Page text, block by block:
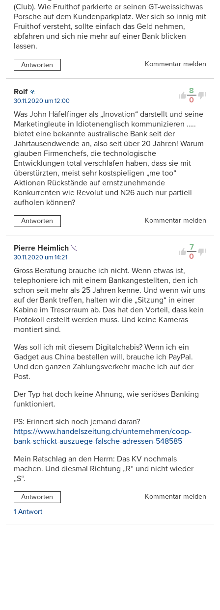
(Club). Wie Fruithof parkierte er seinen GT-weissichwas
Porsche auf dem Kundenparkplatz. Wer sich so innig mit
Fruithof versteht, sollte einfach das Geld nehmen,
abfahren und sich nie mehr auf einer Bank blicken
lassen.
Antworten Kommentar melden
8
0
Rolf
30.11.2020 um 12:00
Was John Häfelfinger als „Inovation“ darstellt und seine
Marketingleute in Idiotenenglisch kommunizieren …..
bietet eine bekannte australische Bank seit der
Jahrtausendwende an, also seit über 20 Jahren! Warum
glauben Firmenchefs, die technologische
Entwicklungen total verschlafen haben, dass sie mit
überstürzten, meist sehr kostspieligen „me too“
Aktionen Rückstände auf ernstzunehmende
Konkurrenten wie Revolut und N26 auch nur partiell
aufholen können?
Antworten Kommentar melden
7
0
Pierre Heimlich
30.11.2020 um 14:21
Gross Beratung brauche ich nicht. Wenn etwas ist,
telephoniere ich mit einem Bankangestellten, den ich
schon seit mehr als 25 Jahren kenne. Und wenn wir uns
auf der Bank treffen, halten wir die „Sitzung“ in einer
Kabine im Tresorraum ab. Das hat den Vorteil, dass kein
Protokoll erstellt werden muss. Und keine Kameras
montiert sind.
Was soll ich mit diesem Digitalchabis? Wenn ich ein
Gadget aus China bestellen will, brauche ich PayPal.
Und den ganzen Zahlungsverkehr mache ich auf der
Post.
Der Typ hat doch keine Ahnung, wie seriöses Banking
funktioniert.
PS: Erinnert sich noch jemand daran?
https://www.handelszeitung.ch/unternehmen/coop-
bank-schickt-auszuege-falsche-adressen-548585
Mein Ratschlag an den Herrn: Das KV nochmals
machen. Und diesmal Richtung „R“ und nicht wieder
„S“.
Antworten
Kommentar melden
1 Antwort